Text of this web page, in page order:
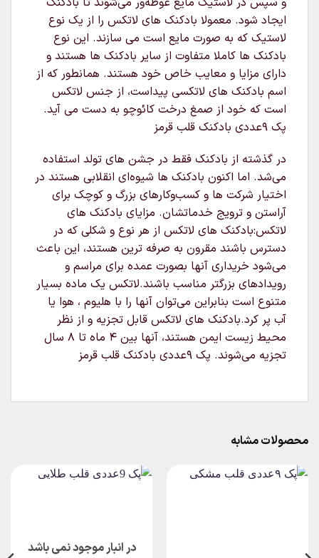
ایجاد شود. معمولا بادکنک های لاتکس را از یک نوع
لاستیک که به صورت مایع است می سازند. این نوع
بادکنک ها کاملا متفاوت از سایر بادکنک ها هستند و
دارای مزایا و معایب خاص خود هستند. همانطور که از
اسم بادکنک های لاتکسی پیداست، از جنس لاتکس
است که خود از صمغ درخت کائوچو به دست می آید.
پک 9عددی بادکنک قلب قرمز
در گذشته از بادکنک فقط در جشن های تولد استفاده
می‌شد. اما اکنون بادکنک ها شیوه‌ای انقلابی هستند در
اختیار شرکت ها و کسب‌وکارهای بزرگ و کوچک برای
آراستن و ترویج خدماتشان. مزایای بادکنک های
لاتکس:بادکنک های لاتکس از هر نوع و شکلی که در
دسترس باشند مقرون به صرفه ترین هستند، این باعث
می‌شود خریداری آنها بصورت عمده برای مراسم و
رویدادهای بزرگتر مناسب باشند.لاتکس یک ماده بسیار
متنوع است بنابراین می‌توان آنها را با هلیوم ، هوا یا
آب پر کرد.بادکنک های لاتکس قابل تجزیه و از نظر
محیط زیست ایمن هستند، آنها بین ۴ ماه تا ۸ سال
تجزیه می‌شوند. پک 9عددی بادکنک قلب قرمز
محصولات مشابه
در انبار موجود نمی باشد